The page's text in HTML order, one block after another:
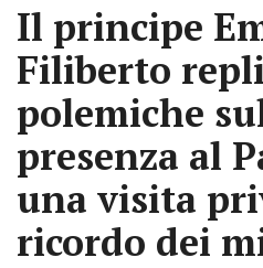
Il principe
Filiberto
polemiche
presenza al
una visita
ricordo dei